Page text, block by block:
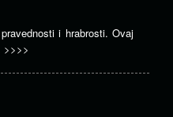
i hrabrosti. Ovaj
>>>>